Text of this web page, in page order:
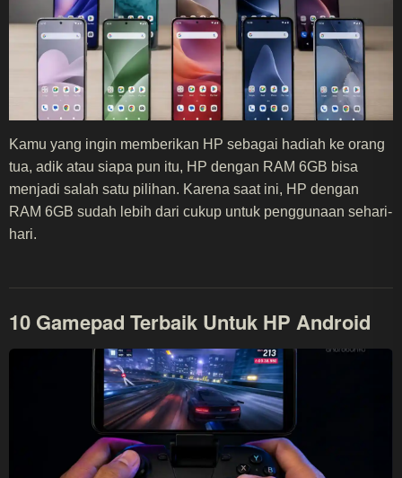
Kamu yang ingin memberikan HP sebagai hadiah ke orang
tua, adik atau siapa pun itu, HP dengan RAM 6GB bisa
menjadi salah satu pilihan. Karena saat ini, HP dengan
RAM 6GB sudah lebih dari cukup untuk penggunaan sehari-
hari.
10 Gamepad Terbaik Untuk HP Android